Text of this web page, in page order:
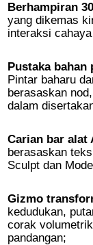
Berhampiran
yang dikemas
interaksi
Pustaka bahan
Pintar baharu
berasaskan
dalam
Carian bar alat
berasaskan
Sculpt dan
Gizmo
kedudukan,
corak
pandangan;